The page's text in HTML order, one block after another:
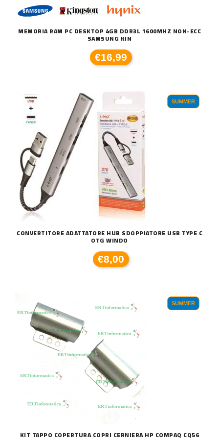
MEMORIA RAM PC DESKTOP 4GB DDR3L 1600MHZ NON-ECC
SAMSUNG KIN
€16,99
SUMMER
CONVERTITORE ADATTATORE HUB SDOPPIATORE USB TYPE C
OTG WINDO
€8,00
SUMMER
KIT TAPPO COPERTURA COPRI CERNIERA HP COMPAQ CQ56